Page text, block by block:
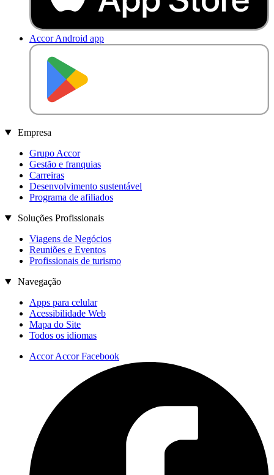
Accor Android app
Empresa
Grupo Accor
Gestão e franquias
Carreiras
Desenvolvimento sustentável
Programa de afiliados
Soluções Profissionais
Viagens de Negócios
Reuniões e Eventos
Profissionais de turismo
Navegação
Apps para celular
Acessibilidade Web
Mapa do Site
Todos os idiomas
Accor Accor Facebook